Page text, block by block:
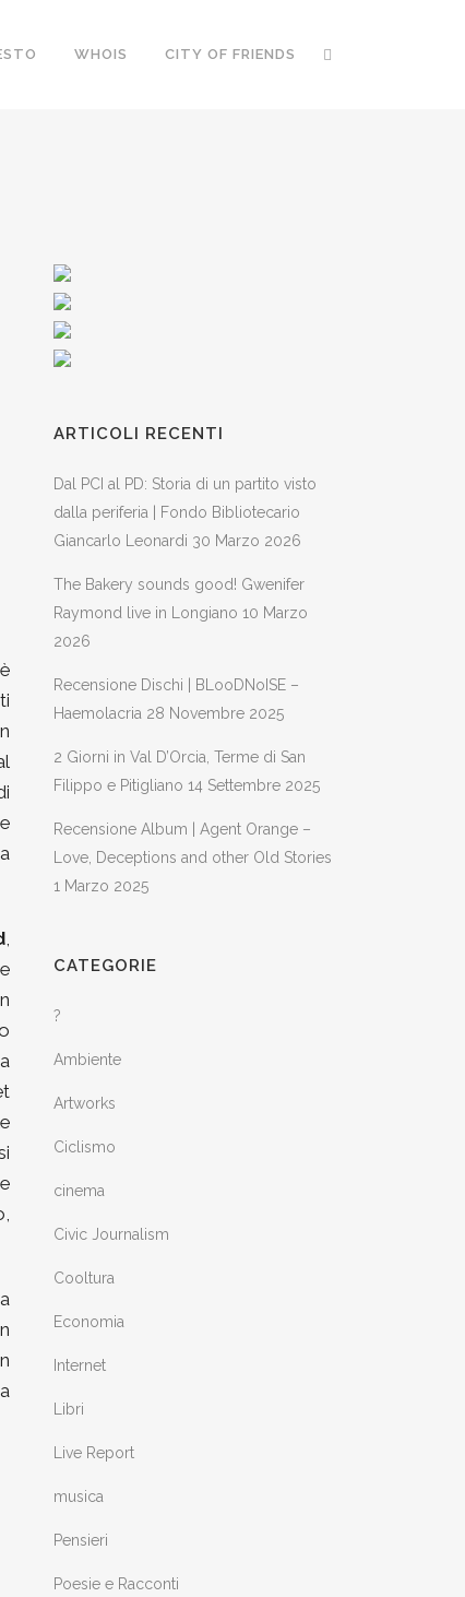
WHOIS CITY OF FRIENDS
,
ARTICOLI RECENTI
Dal PCI al PD: Storia di un partito visto
dalla periferia | Fondo Bibliotecario
Giancarlo Leonardi 30 Marzo 2026
The Bakery sounds good! Gwenifer
Raymond live in Longiano 10 Marzo
2026
Recensione Dischi | BLooDNoISE –
Haemolacria 28 Novembre 2025
2 Giorni in Val D’Orcia, Terme di San
Filippo e Pitigliano 14 Settembre 2025
Recensione Album | Agent Orange –
Love, Deceptions and other Old Stories
1 Marzo 2025
CATEGORIE
?
Ambiente
Artworks
Ciclismo
cinema
Civic Journalism
Cooltura
Economia
Internet
Libri
Live Report
musica
Pensieri
Poesie e Racconti